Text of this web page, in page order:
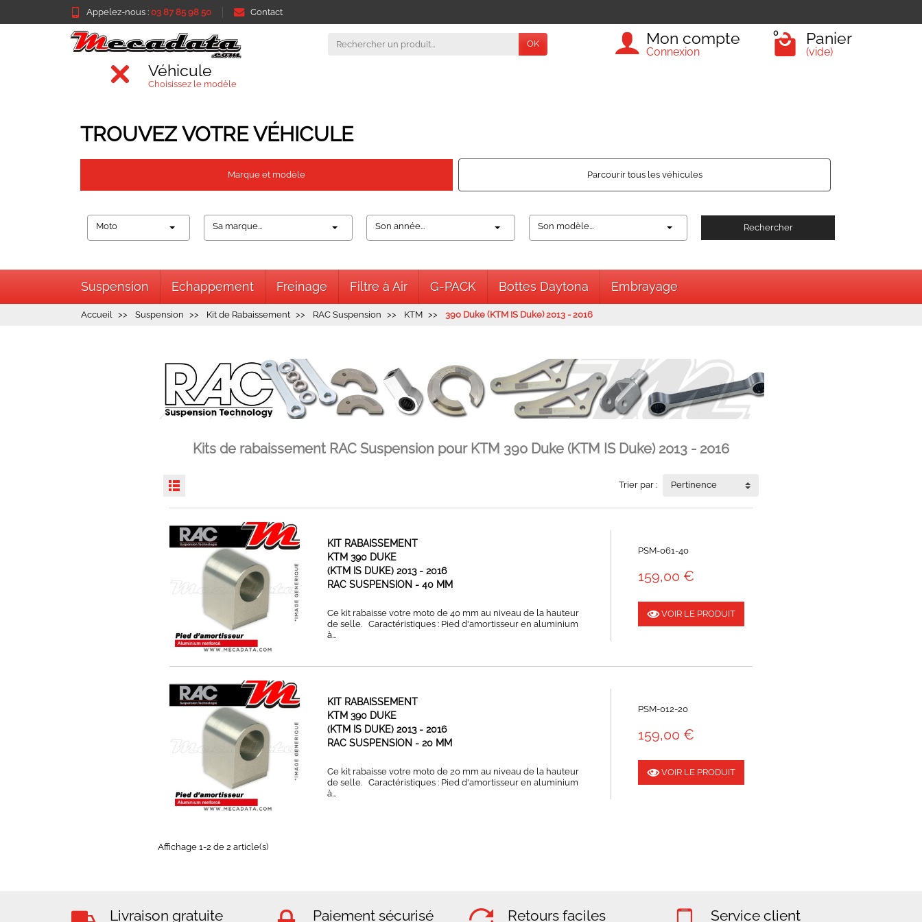
Appelez-nous : 03 87 85 98 50 Contact
OK Mon compte
Connexion
0 Panier
(vide)
Véhicule
Choisissez le modèle
TROUVEZ VOTRE VÉHICULE
Marque et modèle Parcourir tous les véhicules
Moto Sa marque... Son année... Son modèle... Rechercher
Suspension Echappement Freinage Filtre à Air G-PACK Bottes Daytona Embrayage
Accueil Suspension Kit de Rabaissement RAC Suspension KTM 390 Duke (KTM IS Duke) 2013 - 2016
Kits de rabaissement RAC Suspension pour KTM 390 Duke (KTM IS Duke) 2013 - 2016
Trier par : Pertinence
KIT RABAISSEMENT
KTM 390 DUKE
(KTM IS DUKE) 2013 - 2016
RAC SUSPENSION - 40 MM
Ce kit rabaisse votre moto de 40 mm au niveau de la hauteur
de selle. Caractéristiques : Pied d'amortisseur en aluminium
à...
PSM-061-40
159,00 €
VOIR LE PRODUIT
KIT RABAISSEMENT
KTM 390 DUKE
(KTM IS DUKE) 2013 - 2016
RAC SUSPENSION - 20 MM
Ce kit rabaisse votre moto de 20 mm au niveau de la hauteur
de selle. Caractéristiques : Pied d'amortisseur en aluminium
à...
PSM-012-20
159,00 €
VOIR LE PRODUIT
Affichage 1-2 de 2 article(s)
Livraison gratuite Paiement sécurisé Retours faciles Service client